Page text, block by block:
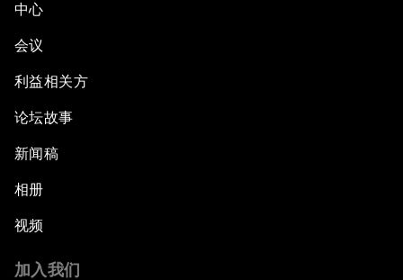
中心
会议
利益相关方
论坛故事
新闻稿
相册
视频
加入我们